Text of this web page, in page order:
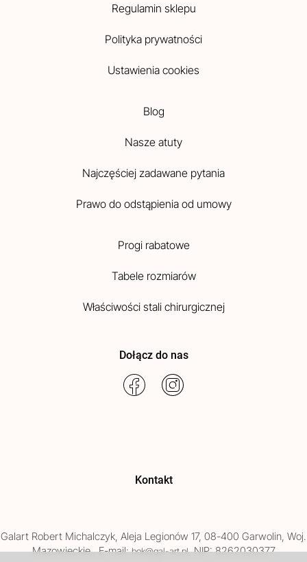
Regulamin sklepu
Polityka prywatności
Ustawienia cookies
Blog
Nasze atuty
Najczęściej zadawane pytania
Prawo do odstąpienia od umowy
Progi rabatowe
Tabele rozmiarów
Właściwości stali chirurgicznej
Dołącz do nas
Kontakt
Galart Robert Michalczyk, Aleja Legionów 17, 08-400 Garwolin, Woj.
Mazowieckie,, E-mail:bok@gal-art.pl, NIP: 8262030377